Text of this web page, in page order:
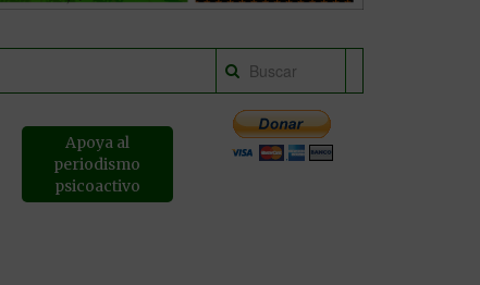
Apoya al
periodismo
psicoactivo